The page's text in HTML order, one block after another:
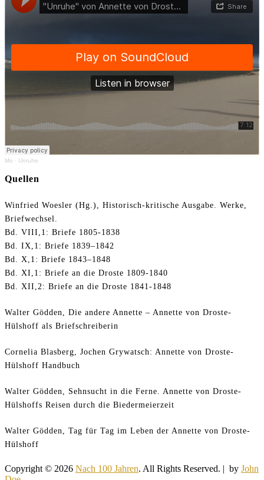
Mo · Unruhe
Quellen
Winfried Woesler (Hg.), Historisch-kritische Ausgabe. Werke,
Briefwechsel.
Bd. VIII,1: Briefe 1805-1838
Bd. IX,1: Briefe 1839–1842
Bd. X,1: Briefe 1843–1848
Bd. XI,1: Briefe an die Droste 1809-1840
Bd. XII,2: Briefe an die Droste 1841-1848
Walter Gödden, Die andere Annette – Annette von Droste-
Hülshoff als Briefschreiberin
Cornelia Blasberg, Jochen Grywatsch: Annette von Droste-
Hülshoff Handbuch
Walter Gödden, Sehnsucht in die Ferne. Annette von Droste-
Hülshoffs Reisen durch die Biedermeierzeit
Walter Gödden, Tag für Tag im Leben der Annette von Droste-
Hülshoff
Copyright © 2026 Nach 100 Jahren. All Rights Reserved. | by John